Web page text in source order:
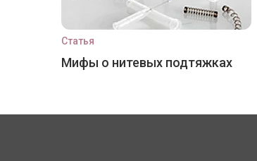
Статья
Мифы о нитевых подтяжках